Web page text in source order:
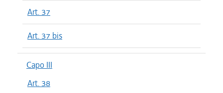
Art. 37
Art. 37 bis
Capo III
Art. 38